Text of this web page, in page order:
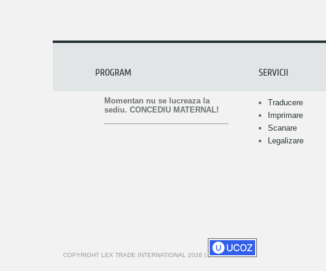
PROGRAM
Momentan nu se lucreaza la
sediu. CONCEDIU MATERNAL!
SERVICII
Traducere
Imprimare
Scanare
Legalizare
COPYRIGHT LEX TRADE INTERNATIONAL 2026 |